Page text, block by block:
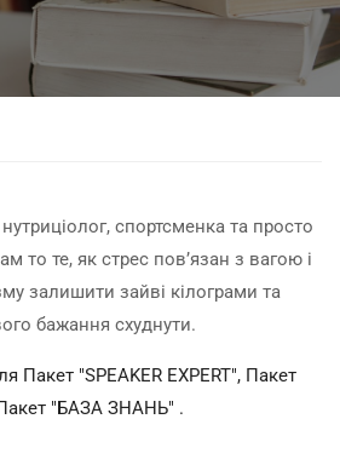
спортсменка та просто
то те, як стрес пов’язан з вагою і
залишити зайві кілограми та
бажання схуднути.
Пакет "SPEAKER EXPERT", Пакет
Пакет "БАЗА ЗНАНЬ" .